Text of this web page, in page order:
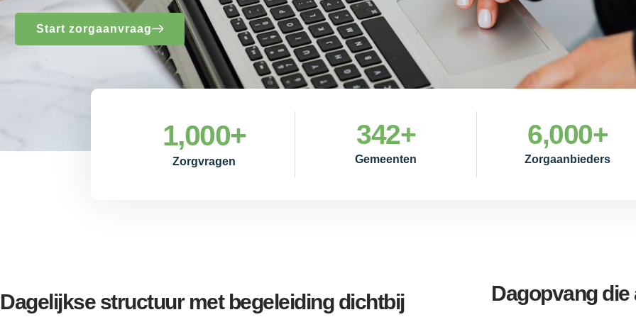
Start zorgaanvraag
Zorgvragen
1,000+
Gemeenten
342+
Zorgaanbieders
6,000+
Dagelijkse structuur met begeleiding dichtbij Dagopvang